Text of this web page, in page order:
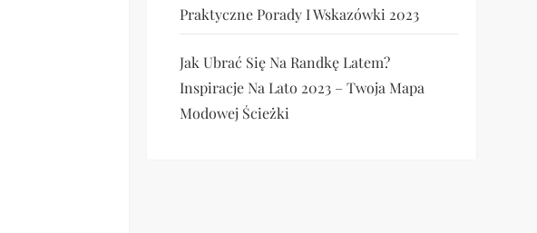
Praktyczne Porady I Wskazówki 2023
Jak Ubrać Się Na Randkę Latem?
Inspiracje Na Lato 2023 – Twoja Mapa
Modowej Ścieżki